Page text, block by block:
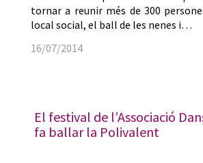
tornar a reunir més de 300
local social, el ball de les nenes i…
16/07/2014
El festival de l’Associació
fa ballar la Polivalent